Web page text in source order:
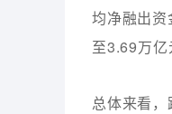
均净融出
至3.69万亿
总体来看